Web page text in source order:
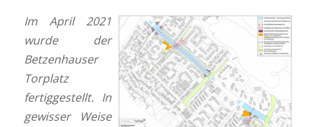
Im April 2021
wurde der
Betzenhauser
Torplatz
fertiggestellt. In
gewisser Weise